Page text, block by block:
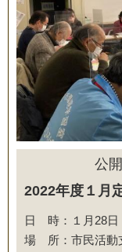
公
2022年度１月
日 時：１月28日
場 所：市民活動